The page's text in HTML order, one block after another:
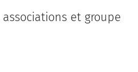
et groupe